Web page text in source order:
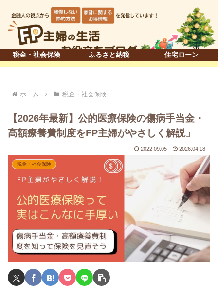
税金・社会保険 ふるさと納税 住宅ローン
ホーム 税金・社会保険
【2026年最新】公的医療保険の傷病手当金・
高額療養費制度をFP主婦がやさしく解説」
2022.09.05 2026.04.18
税金・社会保険